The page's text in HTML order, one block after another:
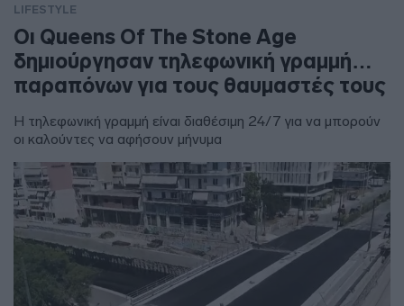
LIFESTYLE
Οι Queens Of The Stone Age
δημιούργησαν τηλεφωνική γραμμή…
παραπόνων για τους θαυμαστές τους
Η τηλεφωνική γραμμή είναι διαθέσιμη 24/7 για να μπορούν
οι καλούντες να αφήσουν μήνυμα